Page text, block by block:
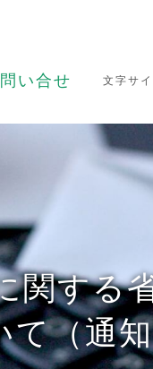
い合せ 文字サ
関する
て（通